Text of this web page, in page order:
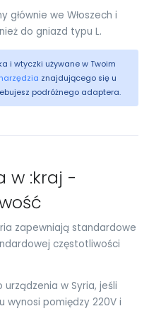
głównie we Włoszech i
do gniazd typu L.
i wtyczki używane w Twoim
narzędzia znajdującego się u
podróżnego adaptera.
w :kraj -
zapewniają standardowe
częstotliwości
w Syria, jeśli
wynosi pomiędzy 220V i